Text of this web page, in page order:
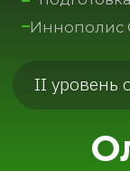
Иннополис Опен
Перечень
школьников под